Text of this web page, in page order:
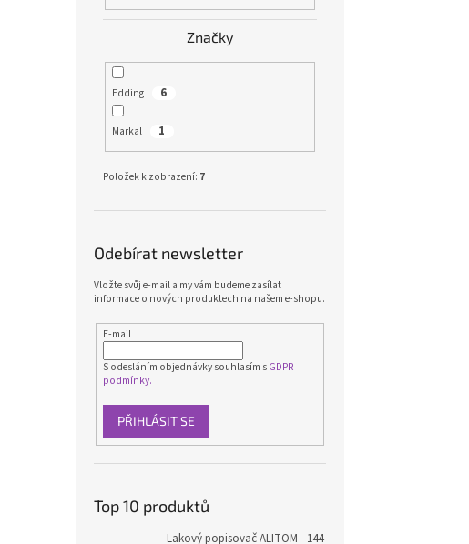
Značky
Edding 6
Markal 1
Položek k zobrazení: 7
Odebírat newsletter
Vložte svůj e-mail a my vám budeme zasílat
informace o nových produktech na našem e-shopu.
E-mail
S odesláním objednávky souhlasím sGDPR
podmínky.
PŘIHLÁSIT SE
Top 10 produktů
Lakový popisovač ALITOM - 144